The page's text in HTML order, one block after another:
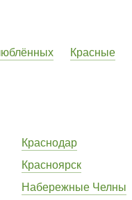
Красные
Краснодар
Красноярск
Набережные Челны